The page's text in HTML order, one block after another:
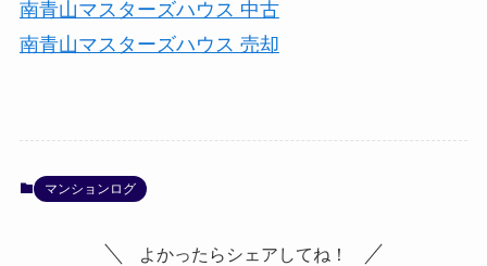
南青山マスターズハウス 中古
南青山マスターズハウス 売却
マンションログ
よかったらシェアしてね！